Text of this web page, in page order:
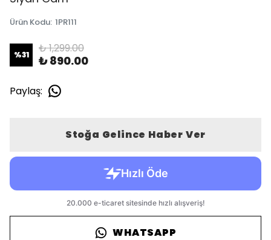
Ürün Kodu: 1PR111
%31 ₺ 1,299.00
₺ 890.00
Paylaş:
Stoğa Gelince Haber Ver
WHATSAPP